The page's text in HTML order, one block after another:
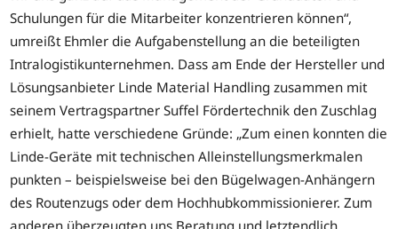
Schulungen für die Mitarbeiter konzentrieren können“,
umreißt Ehmler die Aufgabenstellung an die beteiligten
Intralogistikunternehmen. Dass am Ende der Hersteller und
Lösungsanbieter Linde Material Handling zusammen mit
seinem Vertragspartner Suffel Fördertechnik den Zuschlag
erhielt, hatte verschiedene Gründe: „Zum einen konnten die
Linde-Geräte mit technischen Alleinstellungsmerkmalen
punkten – beispielsweise bei den Bügelwagen-Anhängern
des Routenzugs oder dem Hochhubkommissionierer. Zum